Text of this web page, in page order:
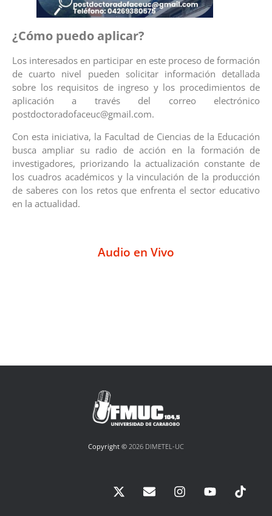
¿Cómo puedo aplicar?
Los interesados en participar en este proceso de formación
de cuarto nivel pueden solicitar información detallada
sobre los requisitos de ingreso y los procedimientos de
aplicación a través del correo electrónico
postdoctoradofaceuc@gmail.com.
Con esta iniciativa, la Facultad de Ciencias de la Educación
busca ampliar su radio de acción en la formación de
investigadores, priorizando la actualización constante de
los cuadros académicos y la vinculación de la producción
de saberes con los retos que enfrenta el sector educativo
en la actualidad.
Audio en Vivo
Copyright © 2026 DIMETEL-UC